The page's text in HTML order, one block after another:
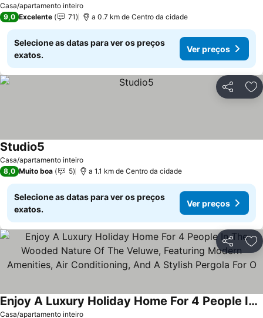
Casa/apartamento inteiro
9,0 Excelente 71 a 0.7 km de Centro da cidade
Selecione as datas para ver os preços
exatos.
Ver preços
Partilhar
Casa/apartamento inteiro
Studio5
8,0 Muito boa 5 a 1.1 km de Centro da cidade
Selecione as datas para ver os preços
exatos.
Ver preços
Partilhar
Casa/apartamento inteiro
Enjoy A Luxury Holiday Home For 4 People In The Wooded Nature Of The Veluwe, Featuring Modern Amenities, Air Conditioning, And A Stylish Pergola For O